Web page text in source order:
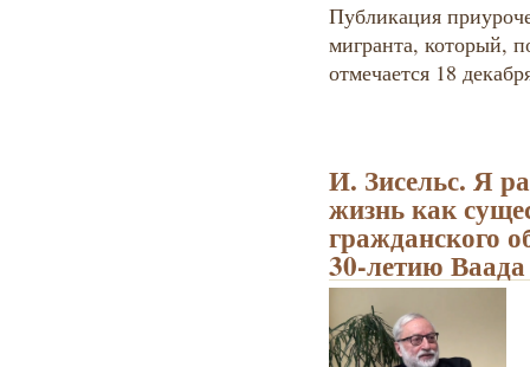
Публикация
мигранта, который,
отмечается 18
И. Зисельс. Я
жизнь как
гражданского
30-летию